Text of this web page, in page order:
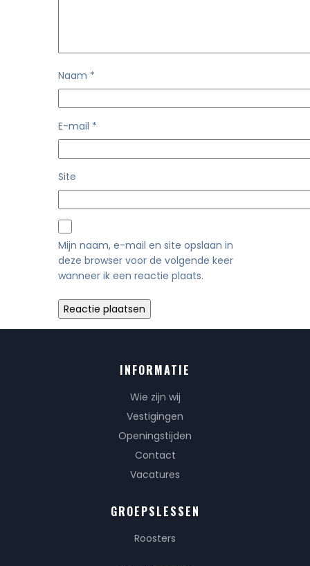
Naam *
E-mail *
Site
Mijn naam, e-mail en site opslaan in
deze browser voor de volgende keer
wanneer ik een reactie plaats.
INFORMATIE
Wie zijn wij
Vestigingen
Openingstijden
Contact
Vacatures
GROEPSLESSEN
Roosters